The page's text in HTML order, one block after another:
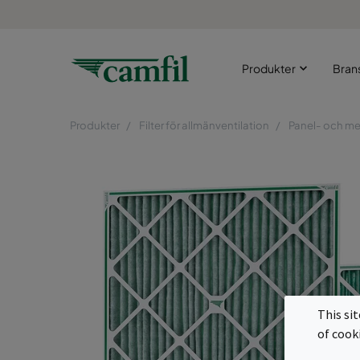
Produkter
Produkter Filter för allmänventilation Panel- och
This
of